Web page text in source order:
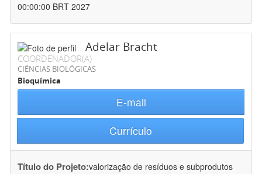
00:00:00 BRT 2027
Adelar Bracht
COORDENADOR(A)
CIÊNCIAS BIOLÓGICAS
Bioquímica
E-mail
Currículo
Título do Projeto:valorização de resíduos e subprodutos